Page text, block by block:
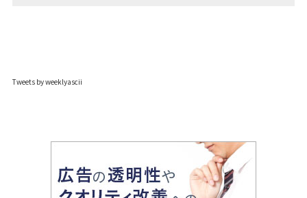
Tweets by weeklyascii